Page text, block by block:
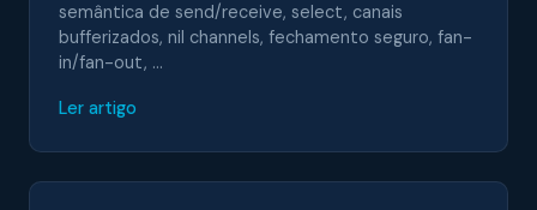
semântica de send/receive, select, canais
bufferizados, nil channels, fechamento seguro, fan-
in/fan-out, …
Ler artigo